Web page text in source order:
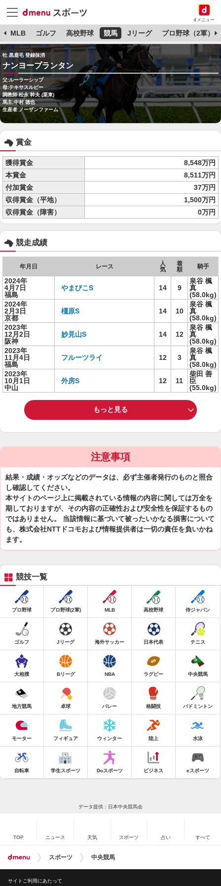
dメニュー
MLB ゴルフ 高校野球 競馬 Jリーグ プロ野球（2軍）
牡 黒鹿毛 登録抹消
ナンヨープランタン
父:ルーラーシップ
母:テキサスルビー
調教師:松永 幹夫 (栗東)
馬主:中村 徳也
生産者:ノーザンファーム
賞金
獲得賞金
8,548万円
本賞金
8,511万円
付加賞金
37万円
収得賞金（平地）
1,500万円
収得賞金（障害）
0万円
競走成績
年月日 レース
人
気
着
順
騎手
2024年
4月7日
福島
やまびこS 14 9
泉谷 楓
真
(58.0kg)
2024年
2月3日
京都
橿原S 14 10
泉谷 楓
真
(58.0kg)
2023年
12月2日
阪神
妙見山S 14 12
泉谷 楓
真
(58.0kg)
2023年
11月4日
福島
フルーツライ 12 3
泉谷 楓
真
(58.0kg)
2023年
10月1日
中山
外房S 12 11
柴田 善
臣
(55.0kg)
もっと見る
注意事項
結果・成績・オッズなどのデータは、必ず主催者発行のものと照合
し確認してください。
本サイトのページ上に掲載されている情報の内容に関しては万全を
期しておりますが、その内容の正確性および安全性を保証するもの
ではありません。 当該情報に基づいて被ったいかなる損害について
も、株式会社NTTドコモおよび情報提供者は一切の責任を負いかね
ます。
競技一覧
プロ野球 プロ野球(2軍) MLB 高校野球 侍ジャパン
ゴルフ Jリーグ 海外サッカー 日本代表 テニス
大相撲 Bリーグ NBA ラグビー 中央競馬
地方競馬 卓球 バレー 格闘技 バドミントン
モーター フィギュア ウィンター 陸上 水泳
自転車 学生スポーツ Doスポーツ ビジネス eスポーツ
データ提供：日本中央競馬会
TOP ニュース 天気 スポーツ 占い すべて
スポーツ 中央競馬
サイトご利用にあたって